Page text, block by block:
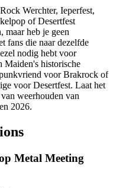
Werchter, Ieperfest,
of Desertfest
heb je geen
fans die naar dezelfde
nodig hebt voor
Maiden's historische
voor Brakrock of
voor Desertfest. Laat het
weerhouden van
2026.
Metal Meeting